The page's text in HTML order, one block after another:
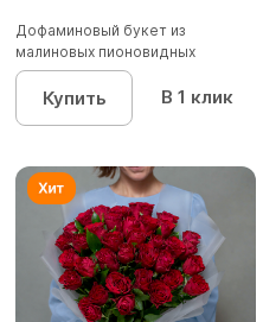
Дофаминовый букет из
малиновых пионовидных
кустовых роз...
Купить В 1 клик